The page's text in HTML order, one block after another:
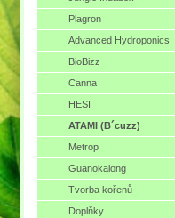
Plagron
Advanced Hydroponics
BioBizz
Canna
HESI
ATAMI (B´cuzz)
Metrop
Guanokalong
Tvorba kořenů
Doplňky